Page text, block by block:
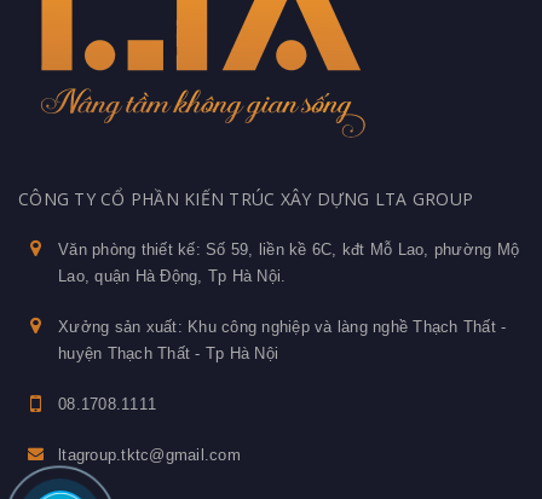
CÔNG TY CỔ PHẦN KIẾN TRÚC XÂY DỰNG LTA GROUP
Văn phòng thiết kế: Số 59, liền kề 6C, kđt Mỗ Lao, phường Mộ
Lao, quận Hà Động, Tp Hà Nội.
Xưởng sản xuất: Khu công nghiệp và làng nghề Thạch Thất -
huyện Thạch Thất - Tp Hà Nội
08.1708.1111
ltagroup.tktc@gmail.com